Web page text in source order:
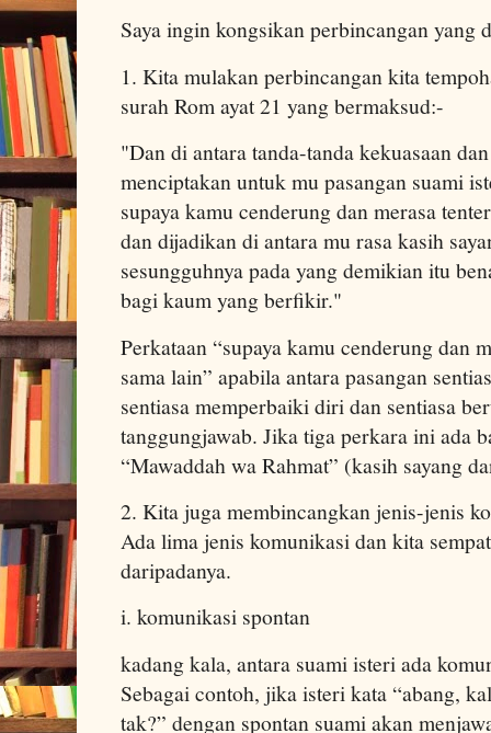
Saya ingin kongsikan perbincangan yang
1. Kita mulakan perbincangan kita
surah Rom ayat 21 yang bermaksud:-
"Dan di antara tanda-tanda kekuasaan
menciptakan untuk mu pasangan suami
supaya kamu cenderung dan merasa
dan dijadikan di antara mu rasa kasih
sesungguhnya pada yang demikian itu
bagi kaum yang berfikir."
Perkataan “supaya kamu cenderung dan
sama lain” apabila antara pasangan
sentiasa memperbaiki diri dan sentiasa
tanggungjawab. Jika tiga perkara ini ada
“Mawaddah wa Rahmat” (kasih sayang
2. Kita juga membincangkan jenis-jenis
Ada lima jenis komunikasi dan kita
daripadanya.
i. komunikasi spontan
kadang kala, antara suami isteri ada
Sebagai contoh, jika isteri kata “abang,
tak?” dengan spontan suami akan